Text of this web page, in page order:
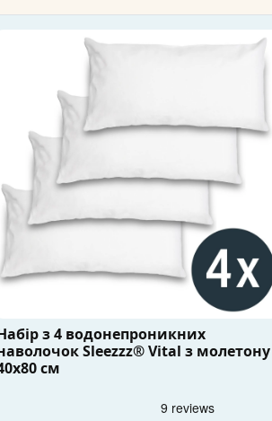
з 4 водонепроникних
Sleezzz® Vital з молетону
см